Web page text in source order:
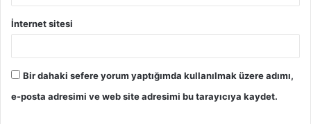
İnternet sitesi
Bir dahaki sefere yorum yaptığımda kullanılmak üzere adımı,
e-posta adresimi ve web site adresimi bu tarayıcıya kaydet.